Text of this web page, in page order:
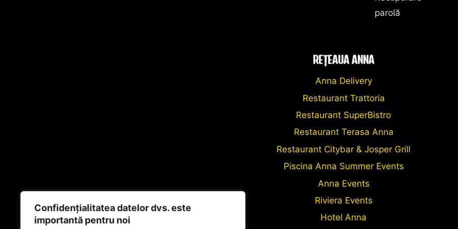
Confidențialitatea datelor dvs. este
importantă pentru noi
parolă
REȚEAUA ANNA
Anna Delivery
Restaurant Trattoria
Restaurant SuperBistro
Restaurant Terasa Anna
Restaurant Citybar & Josper Grill
Piscina Anna Summer Events
Anna Events
Riviera Events
Hotel Anna